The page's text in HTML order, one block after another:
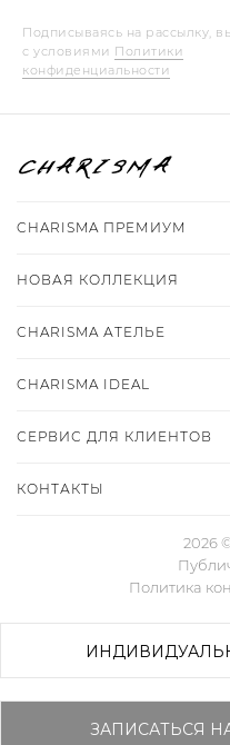
Подписываясь на рассылку,
с условиями Политики
конфиденциальности
CHARISMA ПРЕМИУМ
НОВАЯ КОЛЛЕКЦИЯ
CHARISMA АТЕЛЬЕ
CHARISMA IDEAL
СЕРВИС ДЛЯ КЛИЕНТОВ
КОНТАКТЫ
2026
Политика
ЗАПИСАТЬСЯ
ПРЕМИУМ
НОВАЯ